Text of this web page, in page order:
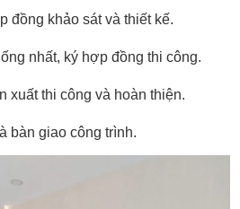
đồng khảo sát và thiết kế.
nhất, ký hợp đồng thi công.
xuất thi công và hoàn thiện.
bàn giao công trình.